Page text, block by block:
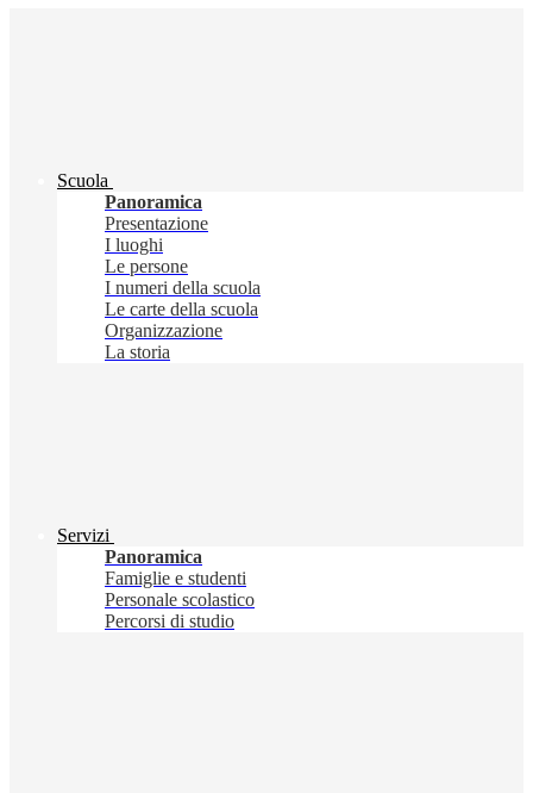
Scuola
Panoramica
Presentazione
I luoghi
Le persone
I numeri della scuola
Le carte della scuola
Organizzazione
La storia
Servizi
Panoramica
Famiglie e studenti
Personale scolastico
Percorsi di studio